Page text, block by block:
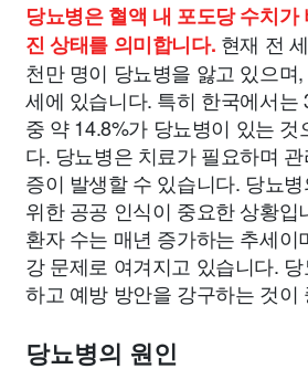
당뇨병은 혈액 내 포도당 수치가
진 상태를 의미합니다. 현재 전
천만 명이 당뇨병을 앓고 있으며
세에 있습니다. 특히 한국에서는
중 약 14.8%가 당뇨병이 있는 것
다. 당뇨병은 치료가 필요하며
증이 발생할 수 있습니다. 당뇨
위한 공공 인식이 중요한 상황입
환자 수는 매년 증가하는 추세이
강 문제로 여겨지고 있습니다.
하고 예방 방안을 강구하는 것이
당뇨병의 원인